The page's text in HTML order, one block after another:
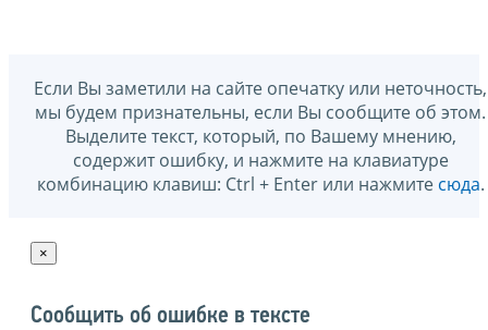
Если Вы заметили на сайте опечатку или неточность,
мы будем признательны, если Вы сообщите об этом.
Выделите текст, который, по Вашему мнению,
содержит ошибку, и нажмите на клавиатуре
комбинацию клавиш: Ctrl + Enter или нажмите сюда.
×
Сообщить об ошибке в тексте